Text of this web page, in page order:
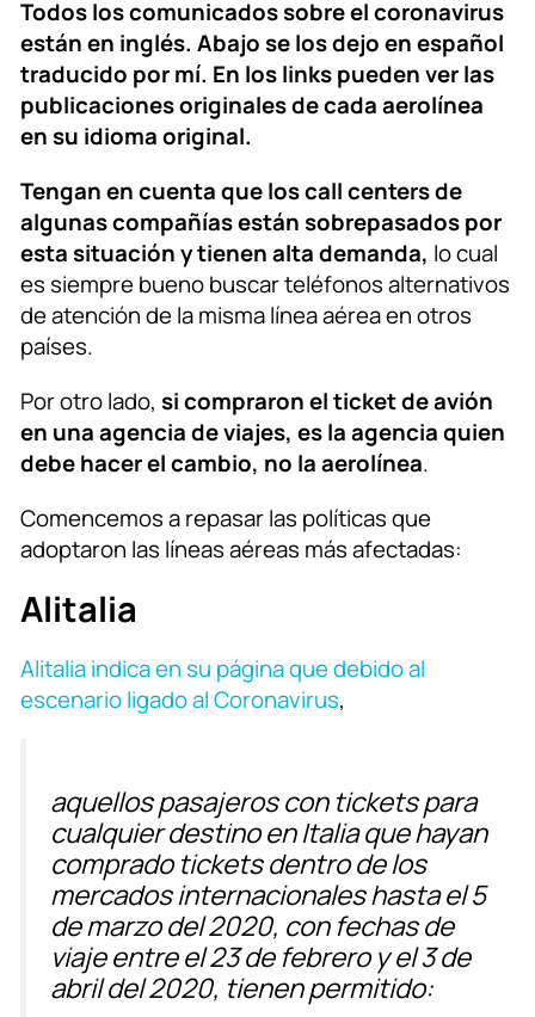
Todos los comunicados sobre el coronavirus
están en inglés. Abajo se los dejo en español
traducido por mí. En los links pueden ver las
publicaciones originales de cada aerolínea
en su idioma original.
Tengan en cuenta que los call centers de
algunas compañías están sobrepasados por
esta situación y tienen alta demanda, lo cual
es siempre bueno buscar teléfonos alternativos
de atención de la misma línea aérea en otros
países.
Por otro lado, si compraron el ticket de avión
en una agencia de viajes, es la agencia quien
debe hacer el cambio, no la aerolínea.
Comencemos a repasar las políticas que
adoptaron las líneas aéreas más afectadas:
Alitalia
Alitalia indica en su página que debido al
escenario ligado al Coronavirus,
aquellos pasajeros con tickets para
cualquier destino en Italia que hayan
comprado tickets dentro de los
mercados internacionales hasta el 5
de marzo del 2020, con fechas de
viaje entre el 23 de febrero y el 3 de
abril del 2020, tienen permitido: